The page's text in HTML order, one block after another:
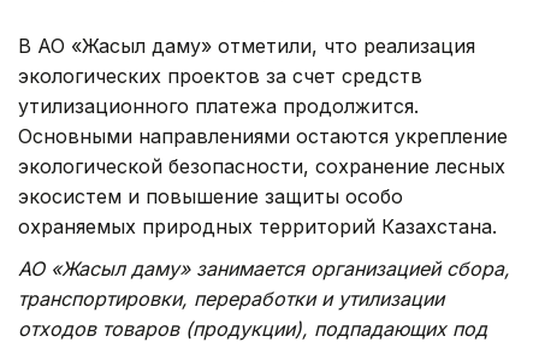
В АО «Жасыл даму» отметили, что реализация
экологических проектов за счет средств
утилизационного платежа продолжится.
Основными направлениями остаются укрепление
экологической безопасности, сохранение лесных
экосистем и повышение защиты особо
охраняемых природных территорий Казахстана.
АО «Жасыл даму» занимается организацией сбора,
транспортировки, переработки и утилизации
отходов товаров (продукции), подпадающих под